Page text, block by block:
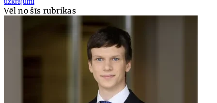
Vēl no šīs rubrikas